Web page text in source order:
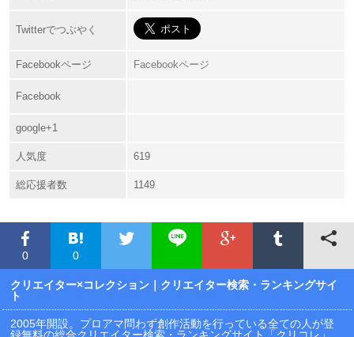
Twitterでつぶやく
Facebookページ Facebookページ
Facebook
google+1
人気度 619
総応援者数 1149
0 0
クリエイター×コレクション ｜クリエイター検索・ランキングサイ
ト
2005年開設。プロアマ問わず創作活動を行っている全ての人が登